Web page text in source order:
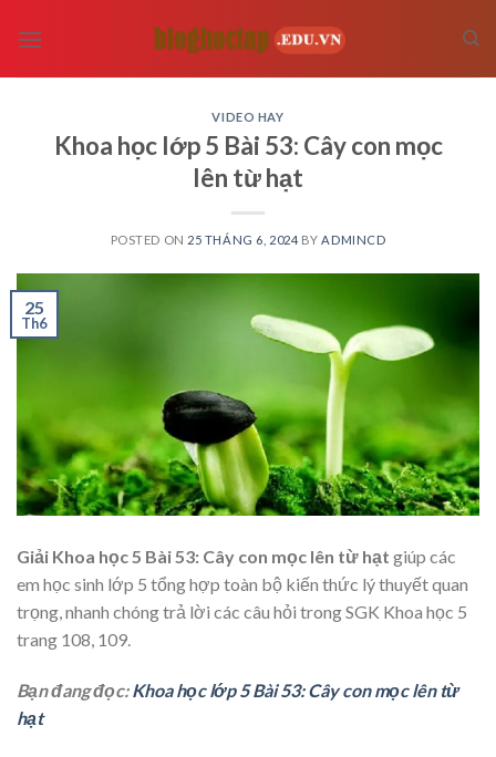
VIDEO HAY
Khoa học lớp 5 Bài 53: Cây con mọc
lên từ hạt
POSTED ON 25 THÁNG 6, 2024 BY ADMINCD
25
Th6
Giải Khoa học 5 Bài 53: Cây con mọc lên từ hạt giúp các
em học sinh lớp 5 tổng hợp toàn bộ kiến thức lý thuyết quan
trọng, nhanh chóng trả lời các câu hỏi trong SGK Khoa học 5
trang 108, 109.
Bạn đang đọc:Khoa học lớp 5 Bài 53: Cây con mọc lên từ
hạt